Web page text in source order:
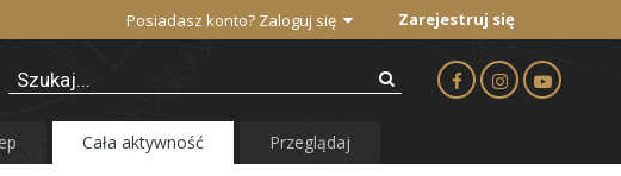
Posiadasz konto? Zaloguj się Zarejestruj się
Cała aktywność Przeglądaj